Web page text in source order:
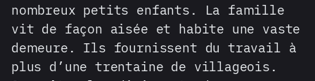
nombreux petits enfants. La famille
vit de façon aisée et habite une vaste
demeure. Ils fournissent du travail à
plus d’une trentaine de villageois.